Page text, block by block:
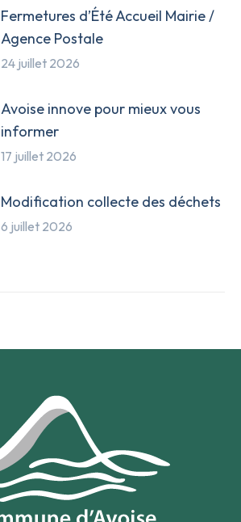
Fermetures d’Été Accueil Mairie /
Agence Postale
24 juillet 2026
Avoise innove pour mieux vous
informer
17 juillet 2026
Modification collecte des déchets
6 juillet 2026